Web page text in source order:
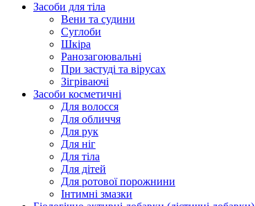
Засоби для тіла
Вени та судини
Суглоби
Шкіра
Ранозагоювальні
При застуді та вірусах
Зігріваючі
Засоби косметичні
Для волосся
Для обличчя
Для рук
Для ніг
Для тіла
Для дітей
Для ротової порожнини
Інтимні змазки